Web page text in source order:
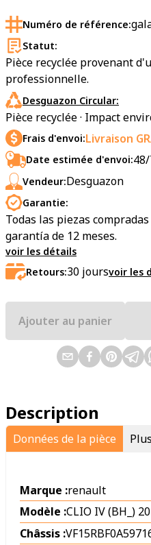
Numéro de référence:
Statut:
Pièce recyclée provenant
professionnelle.
Desguazon Circular:
Pièce recyclée · Impact
Frais d'envoi:Livraison
Date estimée d'envoi:
Vendeur:Desguazon
Garantie:
Todas las piezas
garantía de 12 meses.
voir les détails
Retours:30 joursvoir les
Ajouter au panier
Description
Données de la pièce
Marque :renault
Modèle :CLIO IV (BH_)
Châssis :